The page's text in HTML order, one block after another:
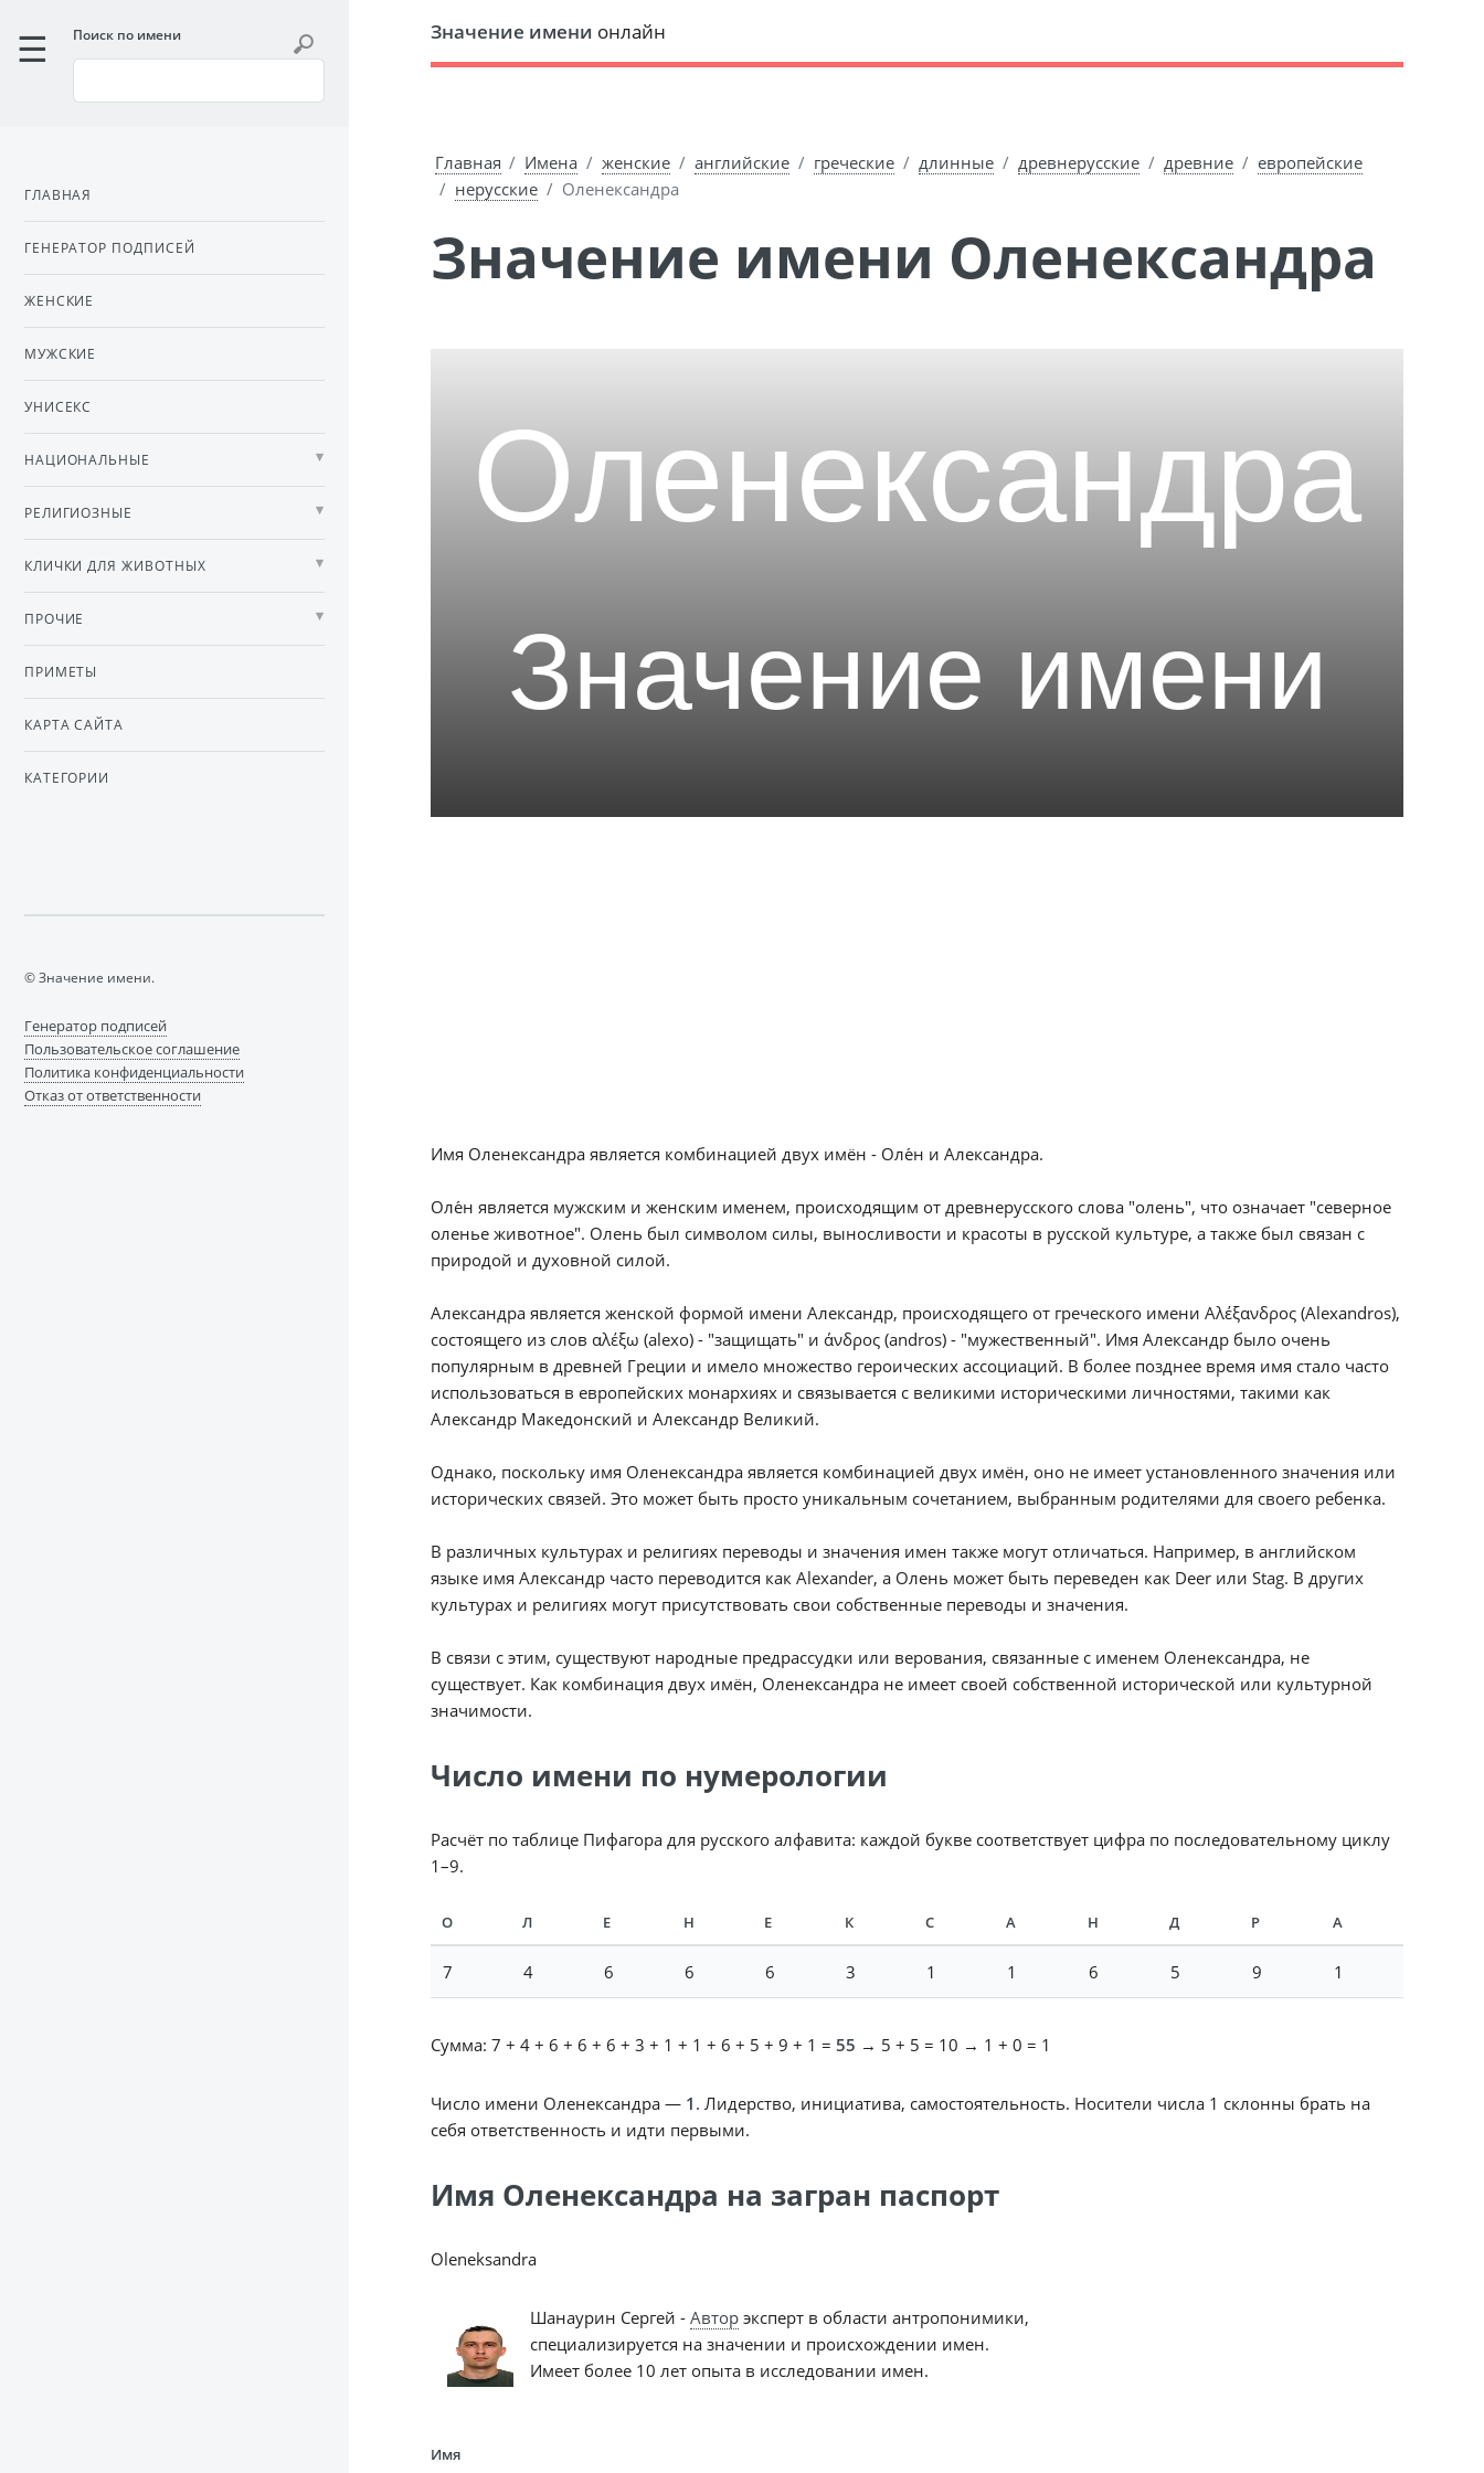
Значение имени онлайн
Главная Имена женские английские греческие длинные древнерусские древние
европейские
нерусские
Оленександра
Значение имени Оленександра
Имя Оленександра является комбинацией двух имён - Оле́н и Александра.
Оле́н является мужским и женским именем, происходящим от древнерусского слова "олень", что означает "северное
оленье животное". Олень был символом силы, выносливости и красоты в русской культуре, а также был связан с
природой и духовной силой.
Александра является женской формой имени Александр, происходящего от греческого имени Αλέξανδρος (Alexandros),
состоящего из слов αλέξω (alexo) - "защищать" и άνδρος (andros) - "мужественный". Имя Александр было очень
популярным в древней Греции и имело множество героических ассоциаций. В более позднее время имя стало часто
использоваться в европейских монархиях и связывается с великими историческими личностями, такими как
Александр Македонский и Александр Великий.
Однако, поскольку имя Оленександра является комбинацией двух имён, оно не имеет установленного значения или
исторических связей. Это может быть просто уникальным сочетанием, выбранным родителями для своего ребенка.
В различных культурах и религиях переводы и значения имен также могут отличаться. Например, в английском
языке имя Александр часто переводится как Alexander, а Олень может быть переведен как Deer или Stag. В других
культурах и религиях могут присутствовать свои собственные переводы и значения.
В связи с этим, существуют народные предрассудки или верования, связанные с именем Оленександра, не
существует. Как комбинация двух имён, Оленександра не имеет своей собственной исторической или культурной
значимости.
Число имени по нумерологии
Расчёт по таблице Пифагора для русского алфавита: каждой букве соответствует цифра по последовательному циклу
1–9.
О Л Е Н Е К С А Н Д Р А
7 4 6 6 6 3 1 1 6 5 9 1
Сумма: 7 + 4 + 6 + 6 + 6 + 3 + 1 + 1 + 6 + 5 + 9 + 1 = 55 → 5 + 5 = 10 → 1 + 0 = 1
Число имени Оленександра — 1 . Лидерство, инициатива, самостоятельность. Носители числа 1 склонны брать на
себя ответственность и идти первыми.
Имя Оленександра на загран паспорт
Oleneksandra
Шанаурин Сергей - Авторэксперт в области антропонимики,
специализируется на значении и происхождении имен.
Имеет более 10 лет опыта в исследовании имен.
Имя
Поиск по имени
ГЛАВНАЯ
ГЕНЕРАТОР ПОДПИСЕЙ
ЖЕНСКИЕ
МУЖСКИЕ
УНИСЕКС
НАЦИОНАЛЬНЫЕ
РЕЛИГИОЗНЫЕ
КЛИЧКИ ДЛЯ ЖИВОТНЫХ
ПРОЧИЕ
ПРИМЕТЫ
КАРТА САЙТА
КАТЕГОРИИ
© Значение имени.
Генератор подписей
Пользовательское соглашение
Политика конфиденциальности
Отказ от ответственности